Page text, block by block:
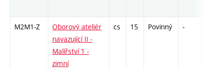
M2M1-Z
Oborový ateliér
navazující II -
Malířství 1 -
zimní
cs 15 Povinný -